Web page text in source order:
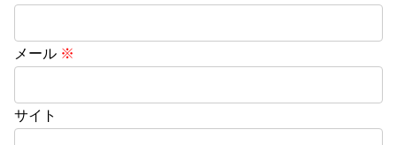
メール ※
サイト